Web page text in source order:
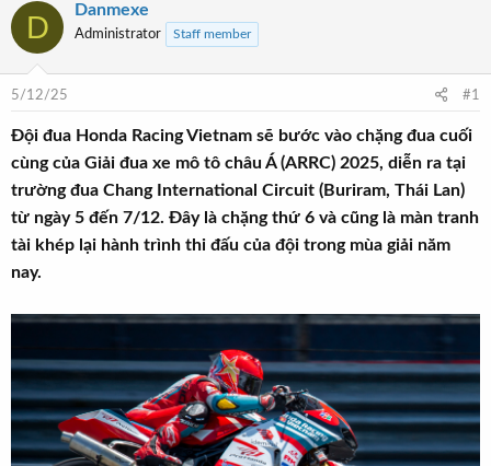
r
e
d
t
a
r
à
y
đ
ầ
D Danmexe
Administrator Staff member
5/12/25 #1
Đội đua Honda Racing Vietnam sẽ bước vào chặng đua cuối
cùng của Giải đua xe mô tô châu Á (ARRC) 2025, diễn ra tại
trường đua Chang International Circuit (Buriram, Thái Lan)
từ ngày 5 đến 7/12. Đây là chặng thứ 6 và cũng là màn tranh
tài khép lại hành trình thi đấu của đội trong mùa giải năm
nay.